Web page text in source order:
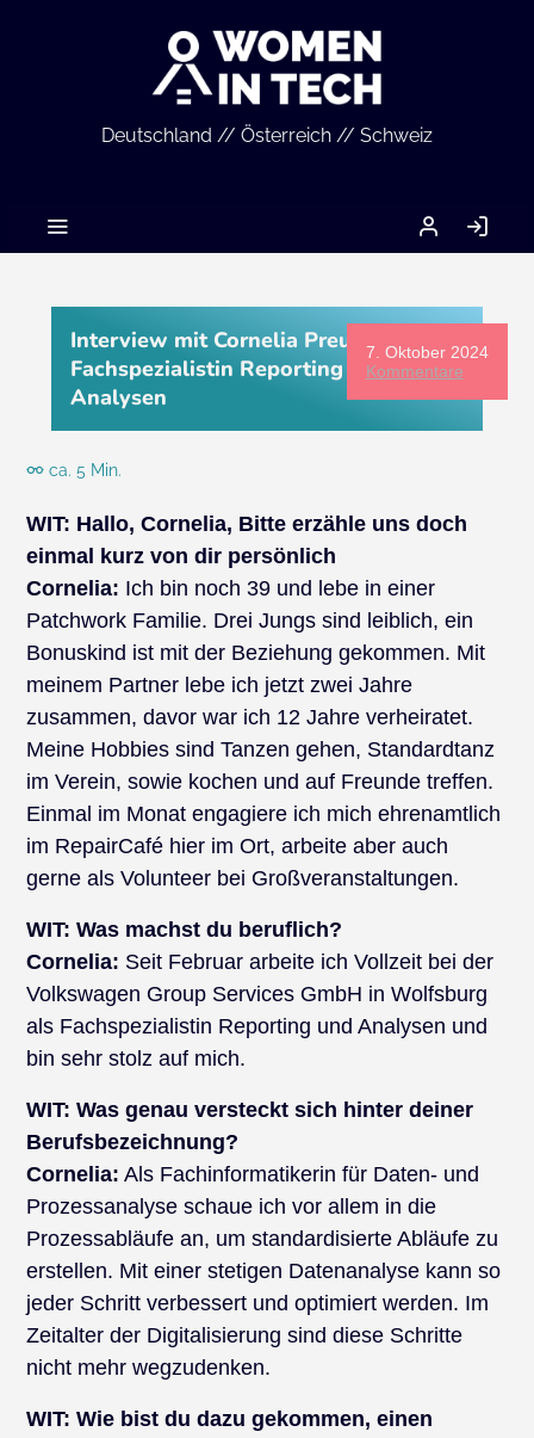
Deutschland // Österreich // Schweiz
MEIN
ACCOUNT
7. Oktober 2024
Kommentare
Interview mit Cornelia Preuß,
Fachspezialistin Reporting und
Analysen
ca. 5 Min.
WIT: Hallo, Cornelia, Bitte erzähle uns doch
einmal kurz von dir persönlich
Cornelia: Ich bin noch 39 und lebe in einer
Patchwork Familie. Drei Jungs sind leiblich, ein
Bonuskind ist mit der Beziehung gekommen. Mit
meinem Partner lebe ich jetzt zwei Jahre
zusammen, davor war ich 12 Jahre verheiratet.
Meine Hobbies sind Tanzen gehen, Standardtanz
im Verein, sowie kochen und auf Freunde treffen.
Einmal im Monat engagiere ich mich ehrenamtlich
im RepairCafé hier im Ort, arbeite aber auch
gerne als Volunteer bei Großveranstaltungen.
WIT: Was machst du beruflich?
Cornelia: Seit Februar arbeite ich Vollzeit bei der
Volkswagen Group Services GmbH in Wolfsburg
als Fachspezialistin Reporting und Analysen und
bin sehr stolz auf mich.
WIT: Was genau versteckt sich hinter deiner
Berufsbezeichnung?
Cornelia: Als Fachinformatikerin für Daten- und
Prozessanalyse schaue ich vor allem in die
Prozessabläufe an, um standardisierte Abläufe zu
erstellen. Mit einer stetigen Datenanalyse kann so
jeder Schritt verbessert und optimiert werden. Im
Zeitalter der Digitalisierung sind diese Schritte
nicht mehr wegzudenken.
WIT: Wie bist du dazu gekommen, einen